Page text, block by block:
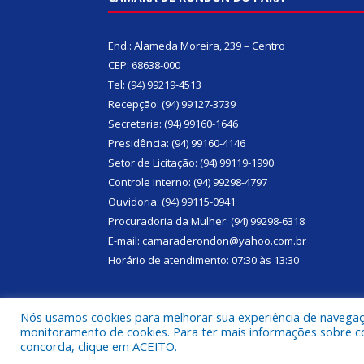
End.: Alameda Moreira, 239 – Centro
CEP: 68638-000
Tel: (94) 99219-4513
Recepção: (94) 99127-3739
Secretaria: (94) 99160-1646
Presidência: (94) 99160-4146
Setor de Licitação: (94) 99119-1990
Controle Interno: (94) 99298-4797
Ouvidoria: (94) 99115-0941
Procuradoria da Mulher: (94) 99298-6318
E-mail: camaraderondon@yahoo.com.br
Horário de atendimento: 07:30 às 13:30
Todos os direitos reservados a Câmara Municipal
Nós usamos cookies para melhorar sua experiência de
monitoramento de cookies. Para ter mais informações sobre
concorda, clique em ACEITO.